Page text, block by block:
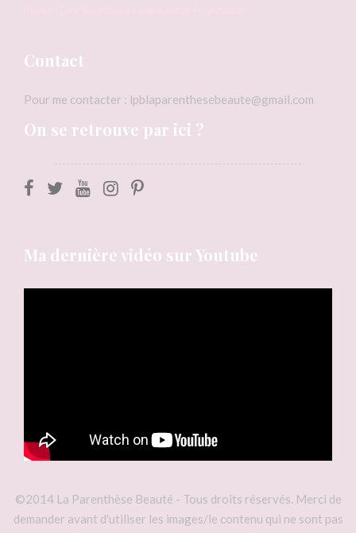
Contact
Pour me contacter : lpblaparenthesebeaute@gmail.com
On se retrouve par ici ?
Ma dernière vidéo sur Youtube
©2014 La Parenthèse Beauté - Tous droits réservés. Merci de
demander avant d'utiliser les images/le contenu qui ne sont pas